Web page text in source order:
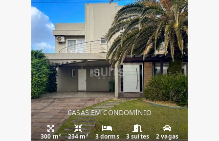
CASAS EM CONDOMÍNIO
300 m² 234 m² 3 dorms 3 suítes 2 vagas